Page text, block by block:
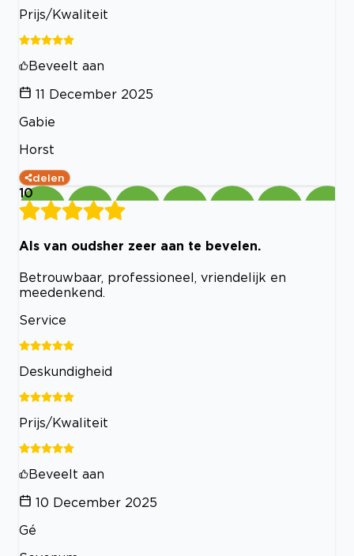
Prijs/Kwaliteit
Beveelt aan
11 December 2025
Gabie
Horst
delen
10
Als van oudsher zeer aan te bevelen.
Betrouwbaar, professioneel, vriendelijk en
meedenkend.
Service
Deskundigheid
Prijs/Kwaliteit
Beveelt aan
10 December 2025
Gé